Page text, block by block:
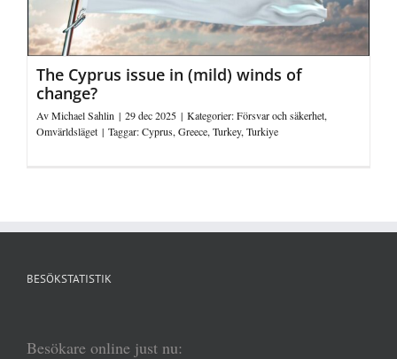
The Cyprus issue in (mild) winds of
change?
AvMichael Sahlin | 29 dec 2025 | Kategorier:Försvar och säkerhet,
Omvärldsläget | Taggar:Cyprus, Greece, Turkey, Turkiye
BESÖKSTATISTIK
Besökare online just nu: